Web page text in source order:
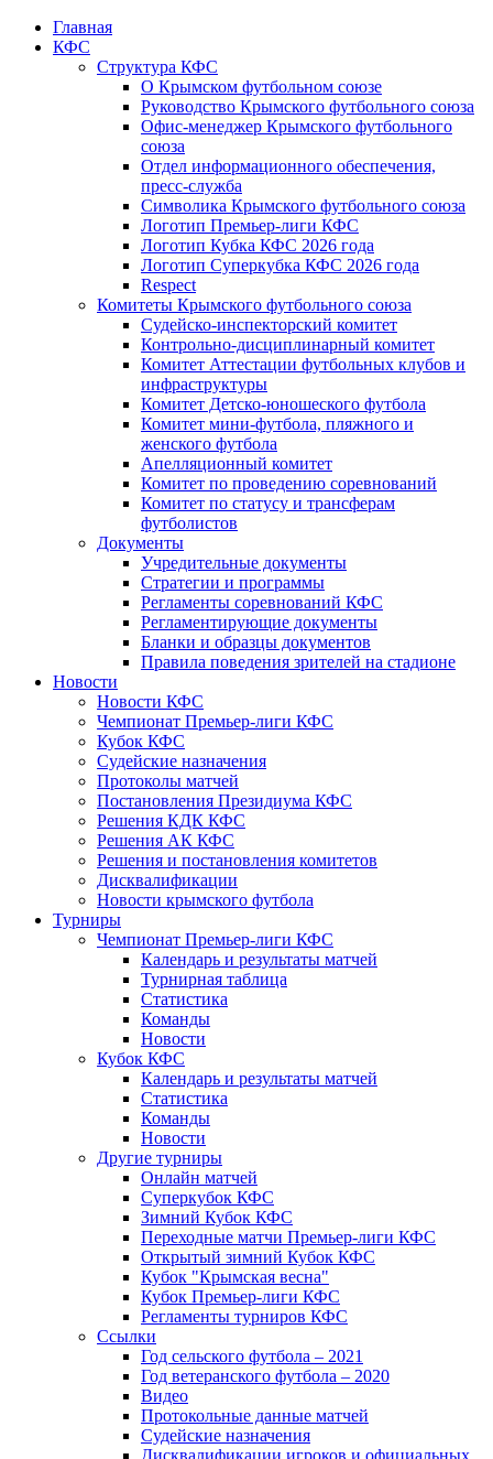
Главная
КФС
Структура КФС
О Крымском футбольном союзе
Руководство Крымского футбольного союза
Офис-менеджер Крымского футбольного
союза
Отдел информационного обеспечения,
пресс-служба
Символика Крымского футбольного союза
Логотип Премьер-лиги КФС
Логотип Кубка КФС 2026 года
Логотип Суперкубка КФС 2026 года
Respect
Комитеты Крымского футбольного союза
Судейско-инспекторский комитет
Контрольно-дисциплинарный комитет
Комитет Аттестации футбольных клубов и
инфраструктуры
Комитет Детско-юношеского футбола
Комитет мини-футбола, пляжного и
женского футбола
Апелляционный комитет
Комитет по проведению соревнований
Комитет по статусу и трансферам
футболистов
Документы
Учредительные документы
Стратегии и программы
Регламенты соревнований КФС
Регламентирующие документы
Бланки и образцы документов
Правила поведения зрителей на стадионе
Новости
Новости КФС
Чемпионат Премьер-лиги КФС
Кубок КФС
Судейские назначения
Протоколы матчей
Постановления Президиума КФС
Решения КДК КФС
Решения АК КФС
Решения и постановления комитетов
Дисквалификации
Новости крымского футбола
Турниры
Чемпионат Премьер-лиги КФС
Календарь и результаты матчей
Турнирная таблица
Статистика
Команды
Новости
Кубок КФС
Календарь и результаты матчей
Статистика
Команды
Новости
Другие турниры
Онлайн матчей
Суперкубок КФС
Зимний Кубок КФС
Переходные матчи Премьер-лиги КФС
Открытый зимний Кубок КФС
Кубок "Крымская весна"
Кубок Премьер-лиги КФС
Регламенты турниров КФС
Ссылки
Год сельского футбола – 2021
Год ветеранского футбола – 2020
Видео
Протокольные данные матчей
Судейские назначения
Дисквалификации игроков и официальных